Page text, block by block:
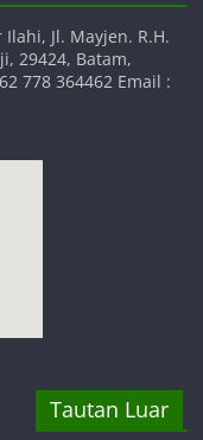
Jl. Mayjen. R.H.
29424, Batam,
778 364462 Email :
Tautan Luar